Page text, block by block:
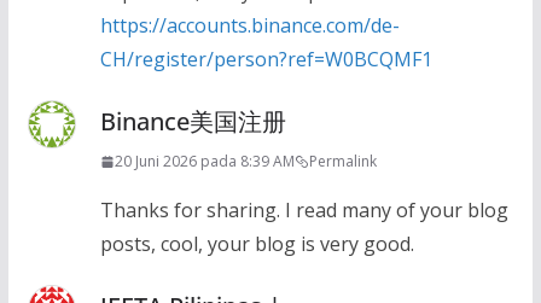
https://accounts.binance.com/de-
CH/register/person?ref=W0BCQMF1
Binance美国注册
20 Juni 2026 pada 8:39 AM Permalink
Thanks for sharing. I read many of your blog
posts, cool, your blog is very good.